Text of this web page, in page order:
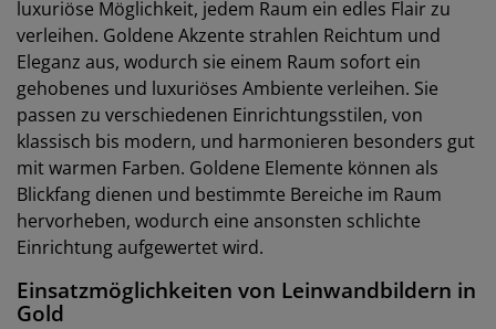
luxuriöse Möglichkeit, jedem Raum ein edles Flair zu
verleihen. Goldene Akzente strahlen Reichtum und
Eleganz aus, wodurch sie einem Raum sofort ein
gehobenes und luxuriöses Ambiente verleihen. Sie
passen zu verschiedenen Einrichtungsstilen, von
klassisch bis modern, und harmonieren besonders gut
mit warmen Farben. Goldene Elemente können als
Blickfang dienen und bestimmte Bereiche im Raum
hervorheben, wodurch eine ansonsten schlichte
Einrichtung aufgewertet wird.
Einsatzmöglichkeiten von Leinwandbildern in
Gold